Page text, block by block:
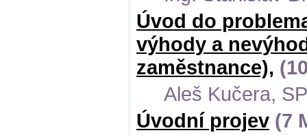
Úvod do
výhody a
zaměstnance),
Aleš Kučera,
Úvodní projev (7